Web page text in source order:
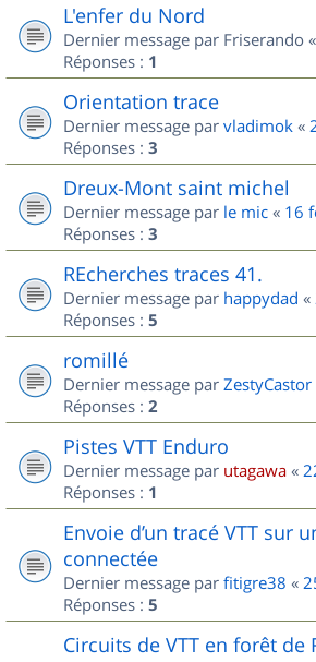
L'enfer du Nord
Dernier message par Friserando «
Réponses : 1
Orientation trace
Dernier message par vladimok «
Réponses : 3
Dreux-Mont saint michel
Dernier message par le mic « 16
Réponses : 3
REcherches traces 41.
Dernier message par happydad «
Réponses : 5
romillé
Dernier message par ZestyCastor
Réponses : 2
Pistes VTT Enduro
Dernier message par utagawa «
Réponses : 1
Envoie d’un tracé VTT sur
connectée
Dernier message par fitigre38 «
Réponses : 5
Circuits de VTT en forêt de